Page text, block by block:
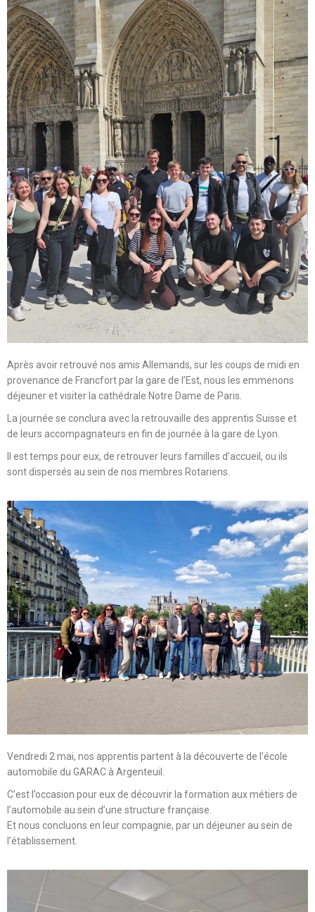
Après avoir retrouvé nos amis Allemands, sur les coups de midi en
provenance de Francfort par la gare de l’Est, nous les emmenons
déjeuner et visiter la cathédrale Notre Dame de Paris.
La journée se conclura avec la retrouvaille des apprentis Suisse et
de leurs accompagnateurs en fin de journée à la gare de Lyon.
Il est temps pour eux, de retrouver leurs familles d’accueil, ou ils
sont dispersés au sein de nos membres Rotariens.
Vendredi 2 mai, nos apprentis partent à la découverte de l’école
automobile du GARAC à Argenteuil.
C’est l’occasion pour eux de découvrir la formation aux métiers de
l’automobile au sein d’une structure française.
Et nous concluons en leur compagnie, par un déjeuner au sein de
l’établissement.